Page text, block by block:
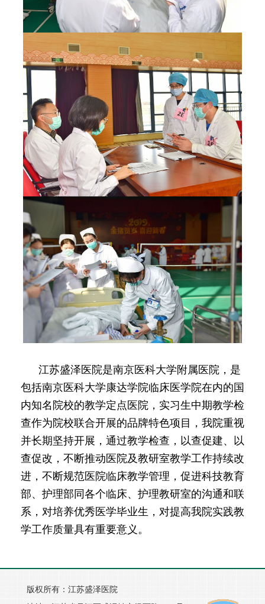
江苏盛泽医院是南京医科大学附属医院，是
包括南京医科大学康达学院临床医学院在内的国
内知名院校的教学定点医院，实习生中期教学检
查作为院校联合开展的品牌特色项目，我院重视
并长期坚持开展，通过教学检查，以查促建、以
查促改，不断推动医院及教研室教学工作持续改
进，不断规范医院临床教学管理，促进科技教育
部、护理部同各个临床、护理教研室的沟通和联
系，对培养优秀医学毕业生，对提高我院实践教
学工作质量具有重要意义。
版权所有：江苏盛泽医院